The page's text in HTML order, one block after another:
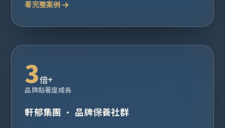
看完整案例
3倍+
品牌黏著度成長
軒郁集團 · 品牌保養社群